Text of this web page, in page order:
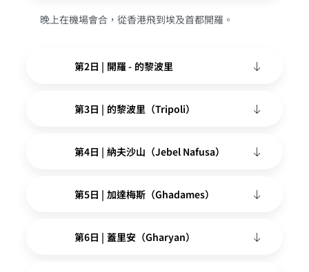
晚上在機場會合，從香港飛到埃及首都開羅。
第2日 | 開羅 - 的黎波里
第3日 | 的黎波里（Tripoli）
第4日 | 納夫沙山（Jebel Nafusa）
第5日 | 加達梅斯（Ghadames）
第6日 | 蓋里安（Gharyan）